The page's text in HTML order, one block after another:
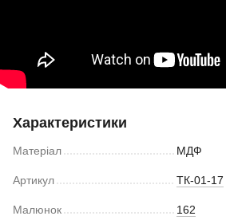
Характеристики
Матеріал МДФ
Артикул ТК-01-17
Малюнок 162